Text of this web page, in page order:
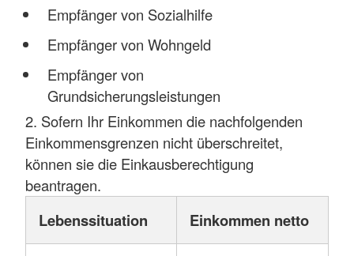
Empfänger von Sozialhilfe
Empfänger von Wohngeld
Empfänger von
Grundsicherungsleistungen
2. Sofern Ihr Einkommen die nachfolgenden
Einkommensgrenzen nicht überschreitet,
können sie die Einkausberechtigung
beantragen.
Lebenssituation Einkommen netto